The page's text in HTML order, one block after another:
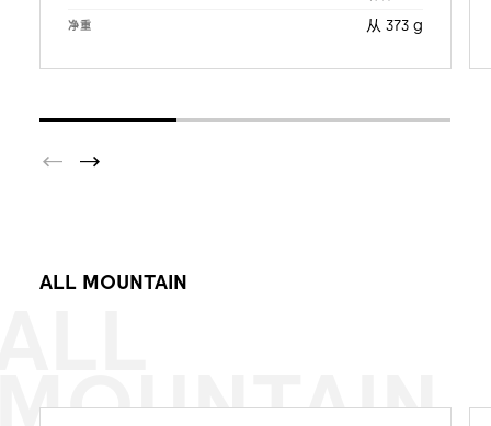
净重 从 373 g
ALL MOUNTAIN